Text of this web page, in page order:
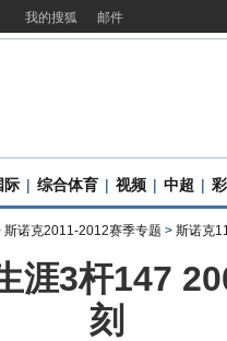
我的搜狐 邮件
际 | 综合体育 | 视频 | 中超 |
斯诺克2011-2012赛季专题 > 斯诺克
涯3杆147
刻